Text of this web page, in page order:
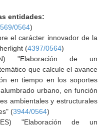
entidades:
0564)
el carácter innovador de la
(4397/0564)
"Elaboración de un
que calcule el avance
en tiempo en los soportes
urbano, en función
ambientales y estructurales
(3944/0564)
"Elaboración de un